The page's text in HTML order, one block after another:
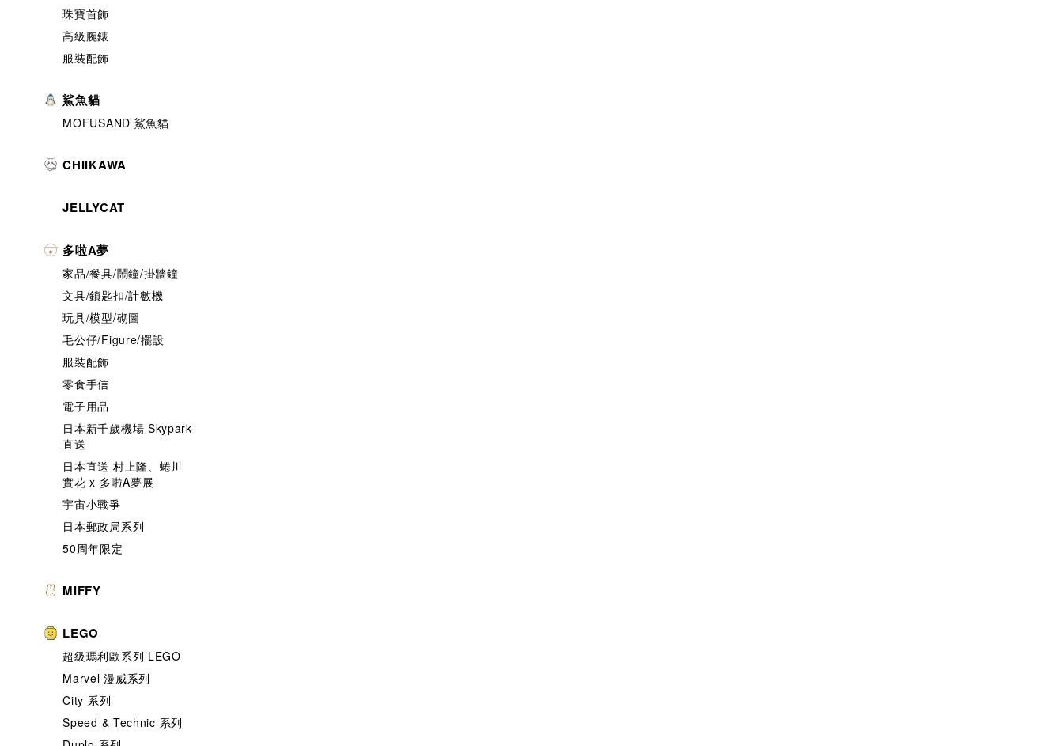
珠寶首飾
高級腕錶
服裝配飾
鯊魚貓
MOFUSAND 鯊魚貓
CHIIKAWA
JELLYCAT
多啦A夢
家品/餐具/鬧鐘/掛牆鐘
文具/鎖匙扣/計數機
玩具/模型/砌圖
毛公仔/Figure/擺設
服裝配飾
零食手信
電子用品
日本新千歲機場 Skypark
直送
日本直送 村上隆、蜷川
實花 x 多啦A夢展
宇宙小戰爭
日本郵政局系列
50周年限定
MIFFY
LEGO
超級瑪利歐系列 LEGO
Marvel 漫威系列
City 系列
Speed & Technic 系列